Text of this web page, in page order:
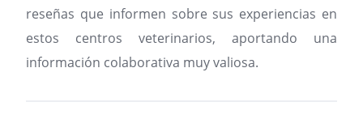
reseñas que informen sobre sus experiencias en
estos centros veterinarios, aportando una
información colaborativa muy valiosa.